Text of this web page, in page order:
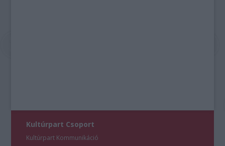
Kultúrpart Csoport
Kultúrpart Kommunikáció